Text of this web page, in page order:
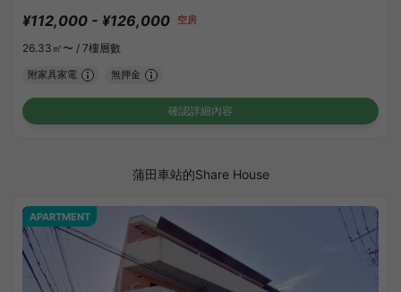
¥112,000 - ¥126,000 空房
26.33㎡〜 / 7樓層數
附家具家電 無押金
確認詳細內容
蒲田車站的Share House
APARTMENT